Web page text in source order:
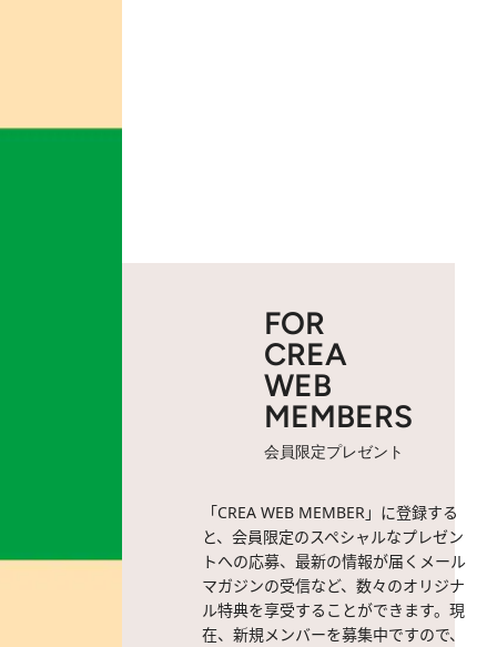
FOR
CREA
WEB
MEMBERS
会員限定プレゼント
「CREA WEB MEMBER」に登録する
と、会員限定のスペシャルなプレゼン
トへの応募、最新の情報が届くメール
マガジンの受信など、数々のオリジナ
ル特典を享受することができます。現
在、新規メンバーを募集中ですので、